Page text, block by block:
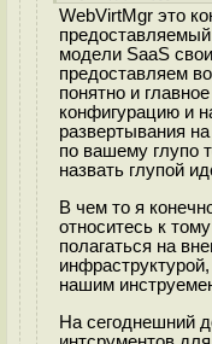
WebVirtMgr это
модели SaaS
предоставляем
понятно и
конфигурацию и
развертывания
по вашему глупо
назвать глупой
В чем то я
относитесь к
полагаться на
нашим
На сегоднешний